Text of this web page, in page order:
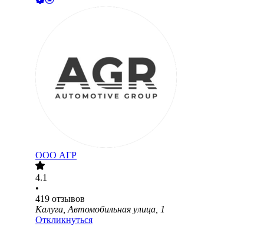
ООО АГР
4.1
•
419 отзывов
Калуга, Автомобильная улица, 1
Откликнуться